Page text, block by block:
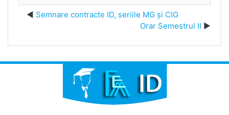
Semnare contracte ID, seriile MG și CIG
Orar Semestrul II